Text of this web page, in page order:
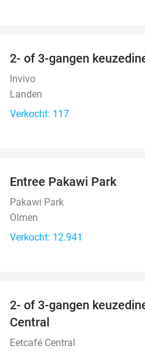
2- of 3-gangen
Invivo
Landen
Verkocht: 117
Entree Pakawi Park
Pakawi Park
Olmen
Verkocht: 12.941
2- of 3-gangen
Central
Eetcafé Central